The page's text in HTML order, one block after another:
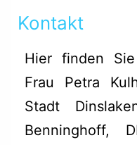
Kontakt
Hier finden
Frau Petra
Stadt
Benninghoff,